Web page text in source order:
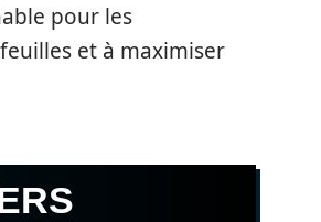
pour les
et à maximiser